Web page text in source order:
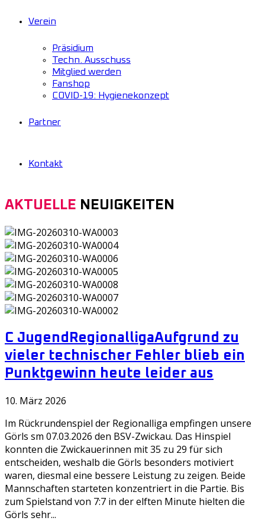
Verein
Präsidium
Techn. Ausschuss
Mitglied werden
Fanshop
COVID-19: Hygienekonzept
Partner
Kontakt
AKTUELLE NEUIGKEITEN
C Jugend RegionalligaAufgrund zu
vieler technischer Fehler blieb ein
Punktgewinn heute leider aus
10. März 2026
Im Rückrundenspiel der Regionalliga empfingen unsere
Görls sm 07.03.2026 den BSV-Zwickau. Das Hinspiel
konnten die Zwickauerinnen mit 35 zu 29 für sich
entscheiden, weshalb die Görls besonders motiviert
waren, diesmal eine bessere Leistung zu zeigen. Beide
Mannschaften starteten konzentriert in die Partie. Bis
zum Spielstand von 7:7 in der elften Minute hielten die
Görls sehr...